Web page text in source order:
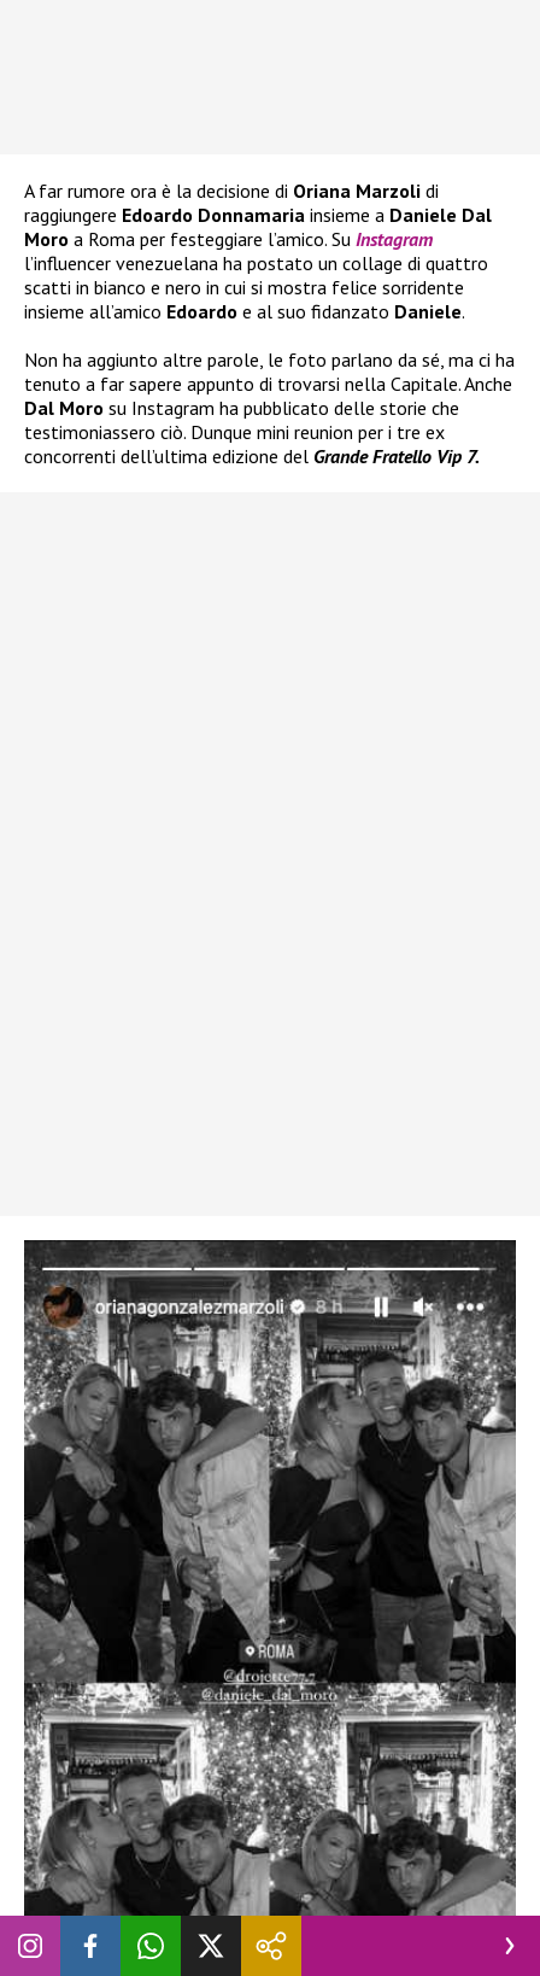
A far rumore ora è la decisione di Oriana Marzoli di
raggiungere Edoardo Donnamaria insieme a Daniele Dal
Moro a Roma per festeggiare l’amico. Su Instagram
l’influencer venezuelana ha postato un collage di quattro
scatti in bianco e nero in cui si mostra felice sorridente
insieme all’amico Edoardo e al suo fidanzato Daniele.
Non ha aggiunto altre parole, le foto parlano da sé, ma ci ha
tenuto a far sapere appunto di trovarsi nella Capitale. Anche
Dal Moro su Instagram ha pubblicato delle storie che
testimoniassero ciò. Dunque mini reunion per i tre ex
concorrenti dell’ultima edizione del Grande Fratello Vip 7.